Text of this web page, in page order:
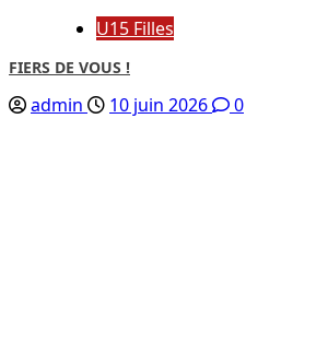
U15 Filles
FIERS DE VOUS !
admin 10 juin 2026 0